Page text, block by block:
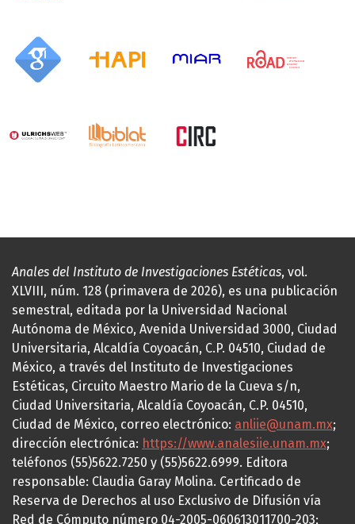
Anales del Instituto de Investigaciones Estéticas, vol.
XLVIII, núm. 128 (primavera de 2026), es una publicación
semestral, editada por la Universidad Nacional
Autónoma de México, Avenida Universidad 3000, Ciudad
Universitaria, Alcaldía Coyoacán, C.P. 04510, Ciudad de
México, a través del Instituto de Investigaciones
Estéticas, Circuito Maestro Mario de la Cueva s/n,
Ciudad Universitaria, Alcaldía Coyoacán, C.P. 04510,
Ciudad de México, correo electrónico: anliie@unam.mx;
dirección electrónica: https://www.analesiie.unam.mx;
teléfonos (55)5622.7250 y (55)5622.6999. Editora
responsable: Claudia Garay Molina. Certificado de
Reserva de Derechos al uso Exclusivo de Difusión vía
Red de Cómputo número 04-2005-060613011700-203;